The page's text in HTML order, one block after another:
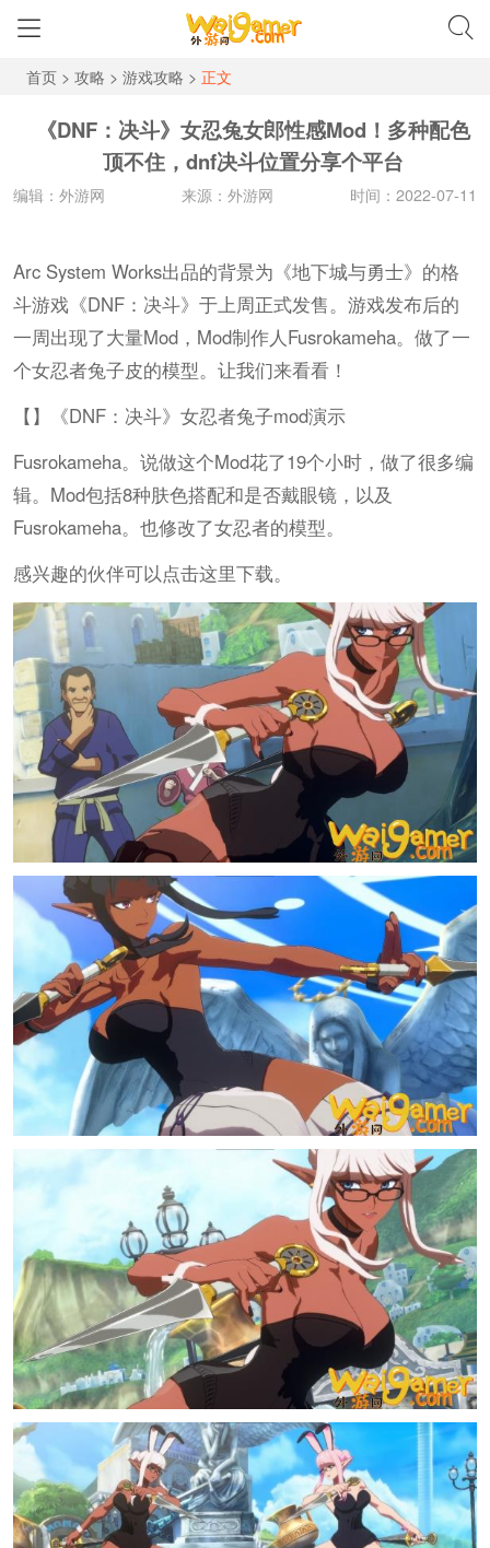
首页> 攻略 > 游戏攻略 > 正文
《DNF：决斗》女忍兔女郎性感Mod！多种配色
顶不住，dnf决斗位置分享个平台
编辑：外游网 来源：外游网 时间：2022-07-11
Arc System Works出品的背景为《地下城与勇士》的格
斗游戏《DNF：决斗》于上周正式发售。游戏发布后的
一周出现了大量Mod，Mod制作人Fusrokameha。做了一
个女忍者兔子皮的模型。让我们来看看！
【】《DNF：决斗》女忍者兔子mod演示
Fusrokameha。说做这个Mod花了19个小时，做了很多编
辑。Mod包括8种肤色搭配和是否戴眼镜，以及
Fusrokameha。也修改了女忍者的模型。
感兴趣的伙伴可以点击这里下载。